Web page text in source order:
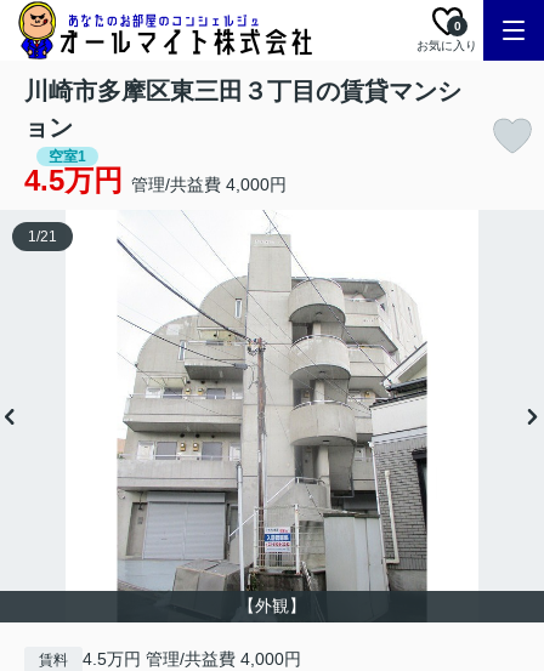
お気に入り
0
川崎市多摩区東三田３丁目の賃貸マンシ
ョン
空室1
4.5万円 管理/共益費 4,000円
【外観】
1/21
賃料 4.5万円 管理/共益費 4,000円